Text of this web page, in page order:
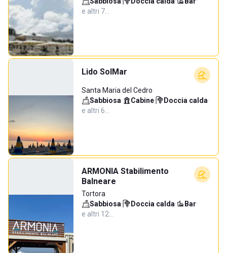
e altri 7…
Lido SolMar
Santa Maria del Cedro
Sabbiosa· Cabine· Doccia calda·
e altri 6…
ARMONIA Stabilimento
Balneare
Tortora
Sabbiosa· Doccia calda· Bar·
e altri 12…